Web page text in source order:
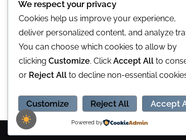
L'Opinion notre partenaire idéal
We respect your privacy
Cookies help us improve your experience,
deliver personalized content, and analyze
You can choose which cookies to allow by
clicking Customize. Click Accept All to
or Reject All to decline non-essential
Customize Reject All Accept
Powered by